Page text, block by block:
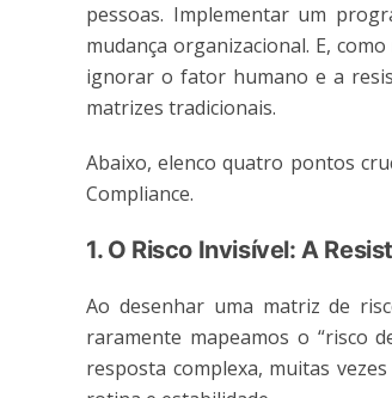
pessoas. Implementar um
mudança organizacional. E,
ignorar o fator humano e a
matrizes tradicionais.
Abaixo, elenco quatro pontos
Compliance.
1. O Risco Invisível: A
Ao desenhar uma matriz de
raramente mapeamos o “risco
resposta complexa, muitas